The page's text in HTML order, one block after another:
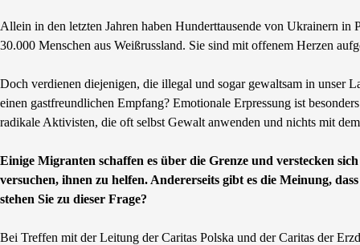
Allein in den letzten Jahren haben Hunderttausende von Ukrainern
30.000 Menschen aus Weißrussland. Sie sind mit offenem Herzen
Doch verdienen diejenigen, die illegal und sogar gewaltsam in unser
einen gastfreundlichen Empfang? Emotionale Erpressung ist
radikale Aktivisten, die oft selbst Gewalt anwenden und nichts mit
Einige Migranten schaffen es über die Grenze und verstecken
versuchen, ihnen zu helfen. Andererseits gibt es die Meinung,
stehen Sie zu dieser Frage?
Bei Treffen mit der Leitung der Caritas Polska und der Caritas der